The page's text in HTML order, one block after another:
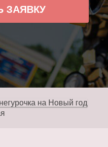
ЗАЯВКУ
на Новый год